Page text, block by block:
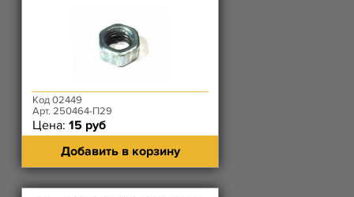
Код 02449
Арт. 250464-П29
Цена: 15 руб
Добавить в корзину